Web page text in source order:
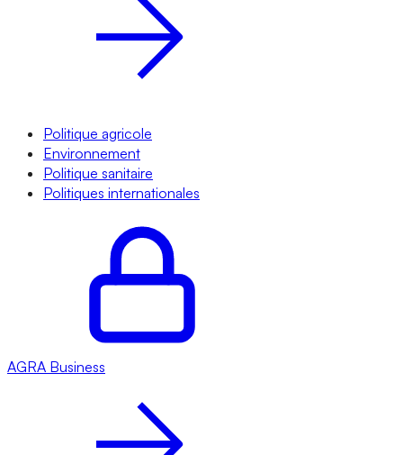
Politique agricole
Environnement
Politique sanitaire
Politiques internationales
AGRA Business